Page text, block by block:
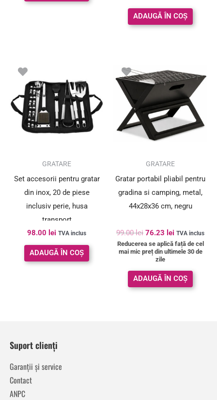
ADAUGĂ ÎN COȘ
GRATARE
Set accesorii pentru gratar
din inox, 20 de piese
inclusiv perie, husa
transport
98.00 lei TVA inclus
ADAUGĂ ÎN COȘ
GRATARE
Gratar portabil pliabil pentru
gradina si camping, metal,
44x28x36 cm, negru
99.00lei
inițial
a
fost:
99.00 lei.
76.23 lei
curent
este:
76.23 lei.
TVA inclus
Reducerea se aplică față de cel
mai mic preț din ultimele 30 de
zile
ADAUGĂ ÎN COȘ
Suport clienți
Garanții și service
Contact
ANPC